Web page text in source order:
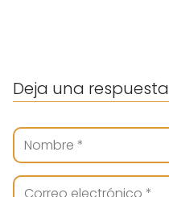
Deja una respuesta